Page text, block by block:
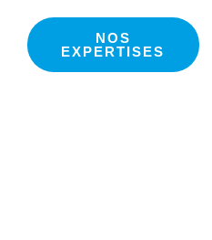
NOS
EXPERTISES